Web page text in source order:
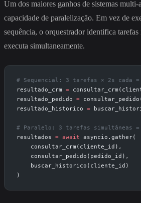
Um dos maiores ganhos de sistemas multi-
capacidade de paralelização. Em vez de
sequência, o orquestrador identifica tarefas
executa simultaneamente.
# Sequencial: 3 tarefas × 2s cada
resultado_crm =
resultado_pedido =
resultado_historico =
# Paralelo: 3 tarefas simultâneas
resultados = await asyncio.gather(
    consultar_crm(cliente_id),
    consultar_pedido(pedido_id),
    buscar_historico(cliente_id)
)